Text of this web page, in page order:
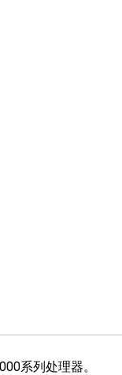
系列处理器。